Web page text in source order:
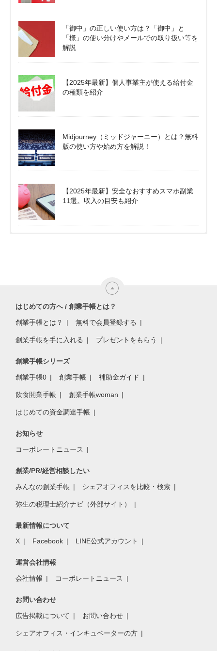
「御中」の正しい使い方は？「御中」と
「様」の使い分けやメールでの取り扱い等を
解説
【2025年最新】個人事業主が使える給付金
の種類を紹介
Midjourney（ミッドジャーニー）とは？無料
版の使い方や始め方を解説！
【2025年最新】安全なおすすめスマホ副業
11選。収入の目安も紹介
はじめての方へ / 創業手帳とは？
創業手帳とは？ 無料で会員登録する
創業手帳を手に入れる プレゼントをもらう
創業手帳シリーズ
創業手帳0 創業手帳 補助金ガイド
飲食開業手帳 創業手帳woman
はじめての資金調達手帳
お知らせ
コーポレートニュース
創業/PR/経営相談したい
みんなの創業手帳 シェアオフィスを比較・検索
弥生の税理士紹介ナビ（外部サイト）
最新情報について
X Facebook LINE公式アカウント
運営会社情報
会社情報 コーポレートニュース
お問い合わせ
広告掲載について お問い合わせ
シェアオフィス・インキュベーターの方